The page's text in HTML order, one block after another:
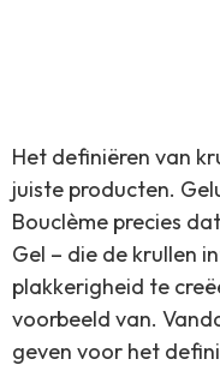
Het definiëren van
juiste producten.
Bouclème precies
Gel – die de krullen
plakkerigheid te
voorbeeld van.
geven voor het